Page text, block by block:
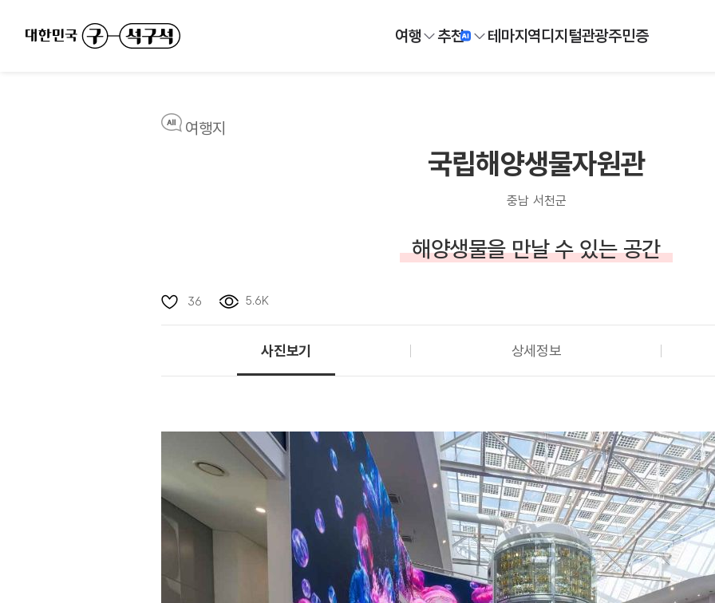
여행 추천 테마지역디지털관광주민증
여행지
국립해양생물자원관
충남 서천군
해양생물을 만날 수 있는 공간
36 5.6K
사진보기 상세정보